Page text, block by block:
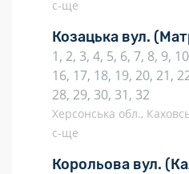
с-ще
Козацька вул.
1, 2, 3, 4, 5, 6, 7, 8, 9,
16, 17, 18, 19, 20, 21,
28, 29, 30, 31, 32
Херсонська обл.,
с-ще
Корольова вул.